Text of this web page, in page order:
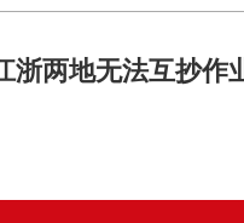
浙两地无法互抄作